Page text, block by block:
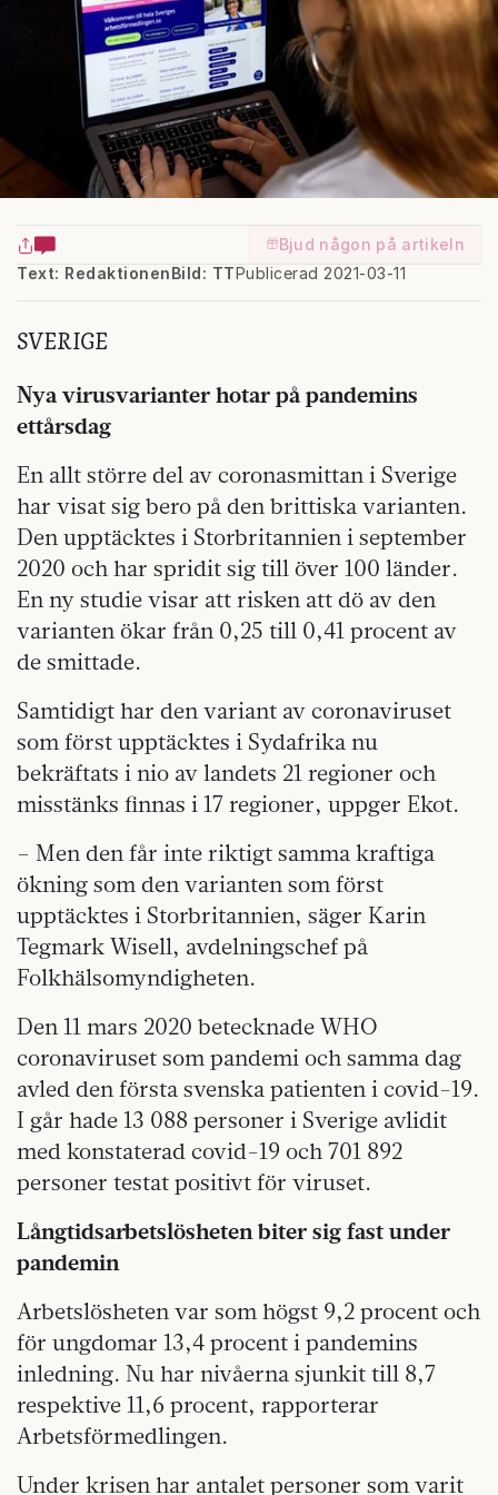
Bjud någon på artikeln
Text: Redaktionen
Publicerad 2021-03-11
Bild: TT
SVERIGE
Nya virusvarianter hotar på pandemins
ettårsdag
En allt större del av coronasmittan i Sverige
har visat sig bero på den brittiska varianten.
Den upptäcktes i Storbritannien i september
2020 och har spridit sig till över 100 länder.
En ny studie visar att risken att dö av den
varianten ökar från 0,25 till 0,41 procent av
de smittade.
Samtidigt har den variant av coronaviruset
som först upptäcktes i Sydafrika nu
bekräftats i nio av landets 21 regioner och
misstänks finnas i 17 regioner, uppger Ekot.
– Men den får inte riktigt samma kraftiga
ökning som den varianten som först
upptäcktes i Storbritannien, säger Karin
Tegmark Wisell, avdelningschef på
Folkhälsomyndigheten.
Den 11 mars 2020 betecknade WHO
coronaviruset som pandemi och samma dag
avled den första svenska patienten i covid-19.
I går hade 13 088 personer i Sverige avlidit
med konstaterad covid-19 och 701 892
personer testat positivt för viruset.
Långtidsarbetslösheten biter sig fast under
pandemin
Arbetslösheten var som högst 9,2 procent och
för ungdomar 13,4 procent i pandemins
inledning. Nu har nivåerna sjunkit till 8,7
respektive 11,6 procent, rapporterar
Arbetsförmedlingen.
Under krisen har antalet personer som varit